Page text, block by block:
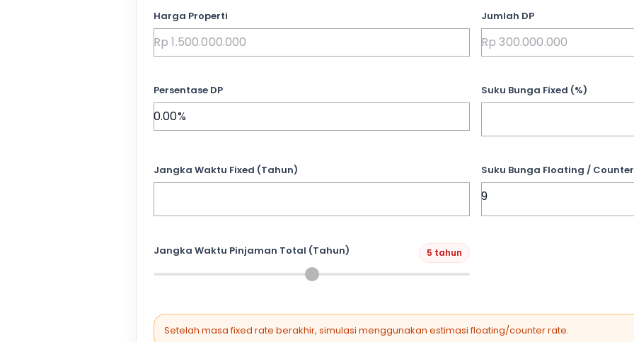
Harga Properti Jumlah DP
Persentase DP Suku Bunga Fixed (%)
Jangka Waktu Fixed (Tahun) Suku Bunga Floating /
Jangka Waktu Pinjaman Total (Tahun) 5 tahun
Setelah masa fixed rate berakhir, simulasi menggunakan estimasi floating/counter rate.